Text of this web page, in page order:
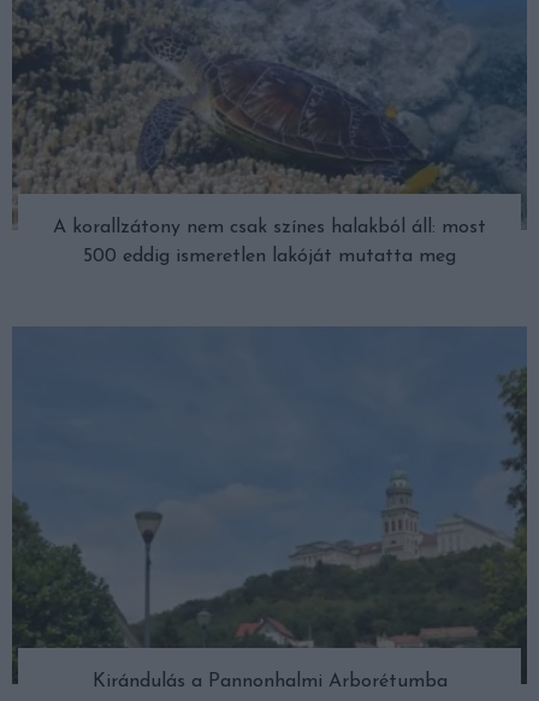
A korallzátony nem csak színes halakból áll: most
500 eddig ismeretlen lakóját mutatta meg
Kirándulás a Pannonhalmi Arborétumba